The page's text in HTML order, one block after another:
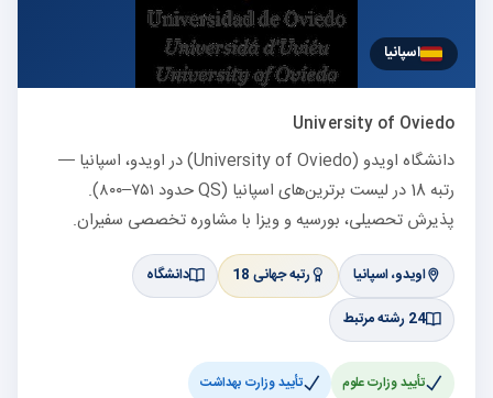
University of Oviedo
دانشگاه اویدو (University of Oviedo) در اویدو، اسپانیا —
رتبه 18 در لیست برترین‌های اسپانیا (QS حدود ۷۵۱–۸۰۰).
پذیرش تحصیلی، بورسیه و ویزا با مشاوره تخصصی سفیران.
اویدو، اسپانیا رتبه جهانی 18
دانشگاه
24 رشته مرتبط
تأیید وزارت علوم تأیید وزارت بهداشت
اسپانیا